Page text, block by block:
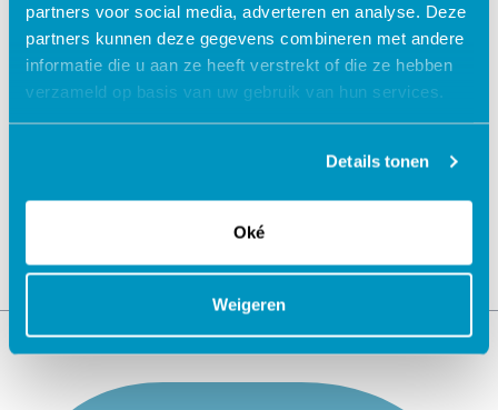
partners voor social media, adverteren en analyse. Deze
partners kunnen deze gegevens combineren met andere
informatie die u aan ze heeft verstrekt of die ze hebben
verzameld op basis van uw gebruik van hun services.
Details tonen
Oké
Weigeren
Jouw data veilig in de cloud